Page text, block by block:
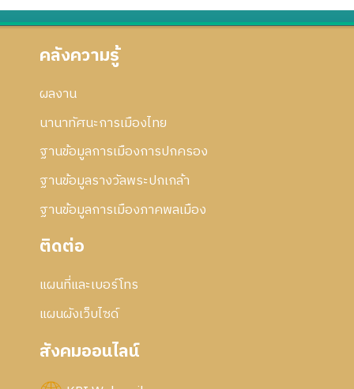
คลังความรู้
ผลงาน
นานาทัศนะการเมืองไทย
ฐานข้อมูลการเมืองการปกครอง
ฐานข้อมูลรางวัลพระปกเกล้า
ฐานข้อมูลการเมืองภาคพลเมือง
ติดต่อ
แผนที่และเบอร์โทร
แผนผังเว็บไซด์
สังคมออนไลน์